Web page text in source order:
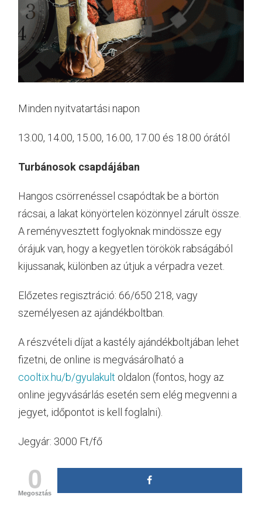
Minden nyitvatartási napon
13.00, 14.00, 15.00, 16.00, 17.00 és 18.00 órától
Turbánosok csapdájában
Hangos csörrenéssel csapódtak be a börtön
rácsai, a lakat könyörtelen közönnyel zárult össze.
A reményvesztett foglyoknak mindössze egy
órájuk van, hogy a kegyetlen törökök rabságából
kijussanak, különben az útjuk a vérpadra vezet.
Előzetes regisztráció: 66/650 218, vagy
személyesen az ajándékboltban.
A részvételi díjat a kastély ajándékboltjában lehet
fizetni, de online is megvásárolható a
cooltix.hu/b/gyulakult oldalon (fontos, hogy az
online jegyvásárlás esetén sem elég megvenni a
jegyet, időpontot is kell foglalni).
Jegyár: 3000 Ft/fő
0
Megosztás